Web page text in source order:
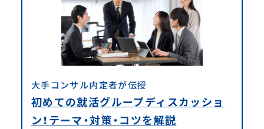
大手コンサル内定者が伝授
初めての就活グループディスカッショ
ン！テーマ・対策・コツを解説